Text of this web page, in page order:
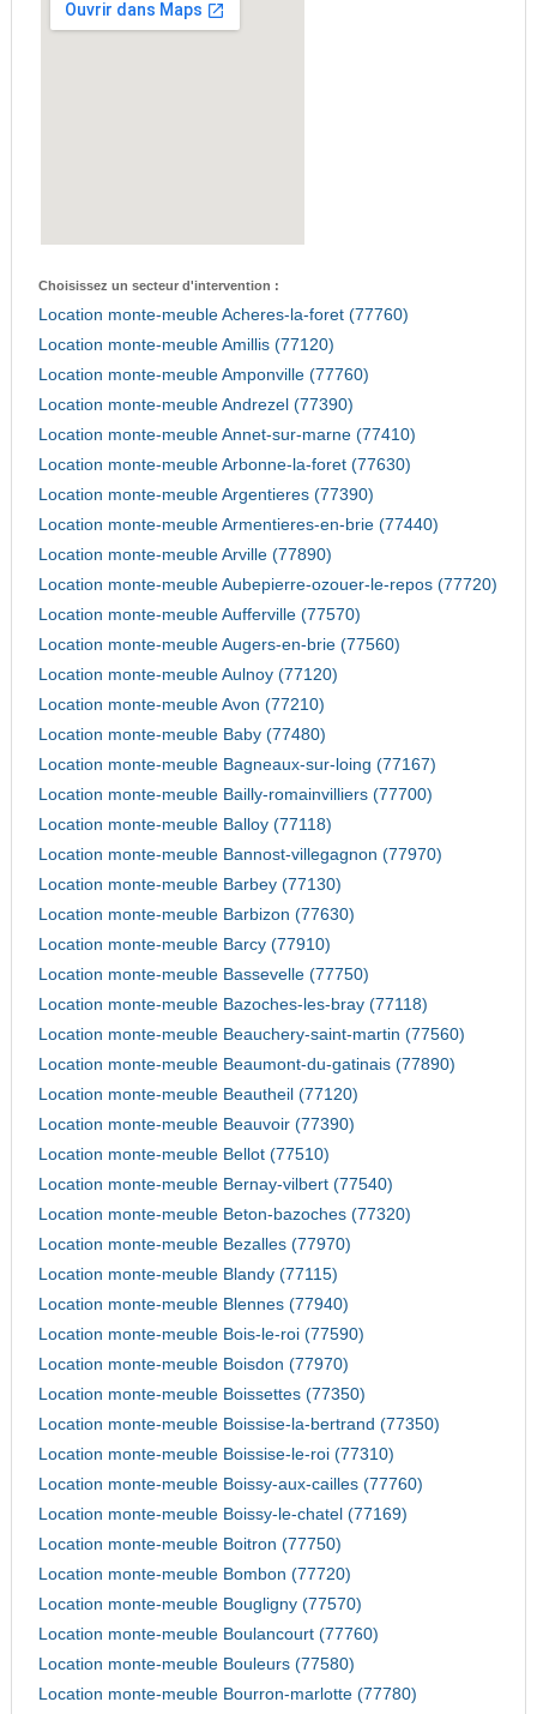
Choisissez un secteur d'intervention :
Location monte-meuble Acheres-la-foret (77760)
Location monte-meuble Amillis (77120)
Location monte-meuble Amponville (77760)
Location monte-meuble Andrezel (77390)
Location monte-meuble Annet-sur-marne (77410)
Location monte-meuble Arbonne-la-foret (77630)
Location monte-meuble Argentieres (77390)
Location monte-meuble Armentieres-en-brie (77440)
Location monte-meuble Arville (77890)
Location monte-meuble Aubepierre-ozouer-le-repos (77720)
Location monte-meuble Aufferville (77570)
Location monte-meuble Augers-en-brie (77560)
Location monte-meuble Aulnoy (77120)
Location monte-meuble Avon (77210)
Location monte-meuble Baby (77480)
Location monte-meuble Bagneaux-sur-loing (77167)
Location monte-meuble Bailly-romainvilliers (77700)
Location monte-meuble Balloy (77118)
Location monte-meuble Bannost-villegagnon (77970)
Location monte-meuble Barbey (77130)
Location monte-meuble Barbizon (77630)
Location monte-meuble Barcy (77910)
Location monte-meuble Bassevelle (77750)
Location monte-meuble Bazoches-les-bray (77118)
Location monte-meuble Beauchery-saint-martin (77560)
Location monte-meuble Beaumont-du-gatinais (77890)
Location monte-meuble Beautheil (77120)
Location monte-meuble Beauvoir (77390)
Location monte-meuble Bellot (77510)
Location monte-meuble Bernay-vilbert (77540)
Location monte-meuble Beton-bazoches (77320)
Location monte-meuble Bezalles (77970)
Location monte-meuble Blandy (77115)
Location monte-meuble Blennes (77940)
Location monte-meuble Bois-le-roi (77590)
Location monte-meuble Boisdon (77970)
Location monte-meuble Boissettes (77350)
Location monte-meuble Boissise-la-bertrand (77350)
Location monte-meuble Boissise-le-roi (77310)
Location monte-meuble Boissy-aux-cailles (77760)
Location monte-meuble Boissy-le-chatel (77169)
Location monte-meuble Boitron (77750)
Location monte-meuble Bombon (77720)
Location monte-meuble Bougligny (77570)
Location monte-meuble Boulancourt (77760)
Location monte-meuble Bouleurs (77580)
Location monte-meuble Bourron-marlotte (77780)